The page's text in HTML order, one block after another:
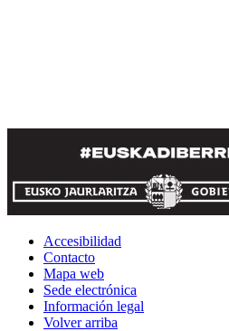
Accesibilidad
Contacto
Mapa web
Sede electrónica
Información legal
Volver arriba